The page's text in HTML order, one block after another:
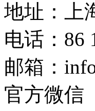
地址：上
电话：86
邮箱：
官方微信